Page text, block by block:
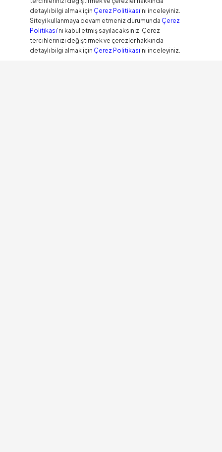
detaylı bilgi almak için Çerez Politikası'nı inceleyiniz.
Siteyi kullanmaya devam etmeniz durumunda Çerez
Politikası'nı kabul etmiş sayılacaksınız. Çerez
tercihlerinizi değiştirmek ve çerezler hakkında
detaylı bilgi almak için Çerez Politikası'nı inceleyiniz.